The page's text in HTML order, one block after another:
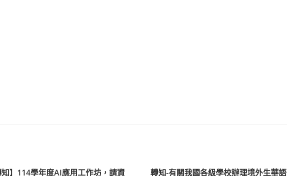
】114學年度AI應用工作坊，請資 轉知-有關我國各級學校辦理境外生華語